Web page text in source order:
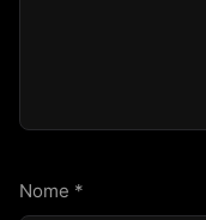
Nome *